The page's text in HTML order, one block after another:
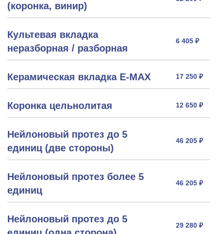
(коронка, винир)
Культевая вкладка
неразборная / разборная
6 405 ₽
Керамическая вкладка Е-МАХ 17 250 ₽
Коронка цельнолитая 12 650 ₽
Нейлоновый протез до 5
единиц (две стороны)
46 205 ₽
Нейлоновый протез более 5
единиц
46 205 ₽
Нейлоновый протез до 5
29 280 ₽